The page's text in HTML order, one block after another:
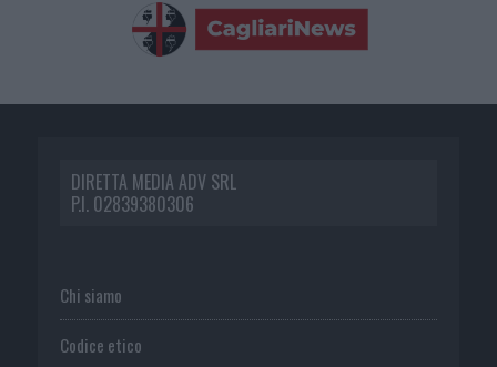
DIRETTA MEDIA ADV SRL
P.I. 02839380306
Chi siamo
Codice etico